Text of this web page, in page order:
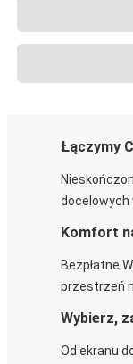
Łączymy
docelowych
Komfort
Bezpłatne
przestrzeń
Wybierz,
Od ekranu